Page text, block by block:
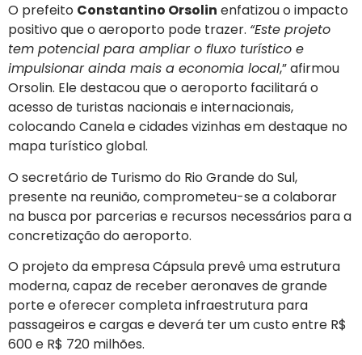
O prefeito Constantino Orsolin enfatizou o impacto
positivo que o aeroporto pode trazer. “Este projeto
tem potencial para ampliar o fluxo turístico e
impulsionar ainda mais a economia local,” afirmou
Orsolin. Ele destacou que o aeroporto facilitará o
acesso de turistas nacionais e internacionais,
colocando Canela e cidades vizinhas em destaque no
mapa turístico global.
O secretário de Turismo do Rio Grande do Sul,
presente na reunião, comprometeu-se a colaborar
na busca por parcerias e recursos necessários para a
concretização do aeroporto.
O projeto da empresa Cápsula prevê uma estrutura
moderna, capaz de receber aeronaves de grande
porte e oferecer completa infraestrutura para
passageiros e cargas e deverá ter um custo entre R$
600 e R$ 720 milhões.